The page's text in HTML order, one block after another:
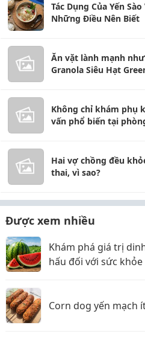
Tác Dụng Của Yến
Những Điều Nên Biết
Ăn vặt lành mạnh
Granola Siêu Hạt
Không chỉ khám phụ
vấn phổ biến tại
Hai vợ chồng đều
thai, vì sao?
Được xem nhiều
Khám phá giá trị
hấu đối với sức khỏe
Corn dog yến mạch